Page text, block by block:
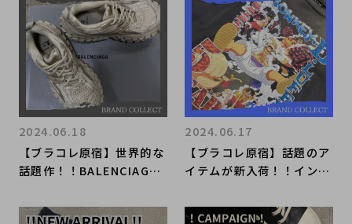
【ブラコレ原宿】世界的な
話題作！！BALENCIAGA
2024.06.18
【ブラコレ原宿】話題のア
イテムが新入荷！！インパ
EL×ONE PIECEのTシャ
2024.06.17